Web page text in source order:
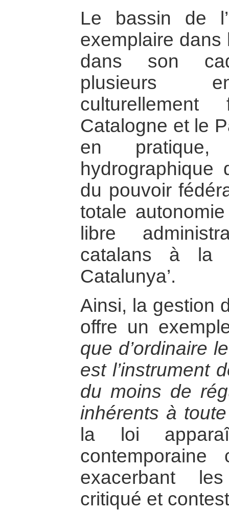
Le bassin de
exemplaire
dans son
plusieurs
Catalogne et le
en pratique,
hydrographique
du pouvoir
totale
libre
catalans à la
Catalunya’.
Ainsi, la gestion
offre un
que d’ordinaire
est l’instrument
du moins de
inhérents à
la loi
exacerbant
critiqué et